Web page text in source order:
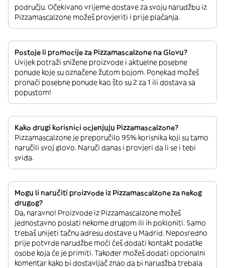
području. Očekivano vrijeme dostave za svoju narudžbu iz
Pizzamascalzone možeš provjeriti i prije plaćanja.
Postoje li promocije za Pizzamascalzone na Glovu?
Uvijek potraži snižene proizvode i aktuelne posebne
ponude koje su označene žutom bojom. Ponekad možeš
pronaći posebne ponude kao što su 2 za 1 ili dostava sa
popustom!
Kako drugi korisnici ocjenjuju Pizzamascalzone?
Pizzamascalzone je preporučilo 95% korisnika koji su tamo
naručili svoj glovo. Naruči danas i provjeri da li se i tebi
sviđa.
Mogu li naručiti proizvode iz Pizzamascalzone za nekog
drugog?
Da, naravno! Proizvode iz Pizzamascalzone možeš
jednostavno poslati nekome drugom ili ih pokloniti. Samo
trebaš unijeti tačnu adresu dostave u Madrid. Neposredno
prije potvrde narudžbe moći ćeš dodati kontakt podatke
osobe koja će je primiti. Također možeš dodati opcionalni
komentar kako bi dostavljač znao da bi narudžba trebala